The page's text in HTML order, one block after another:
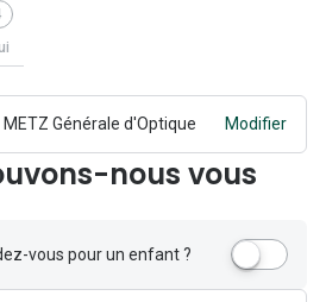
METZ Générale d'Optique Modifier
nous vous
vous pour un enfant ?
P